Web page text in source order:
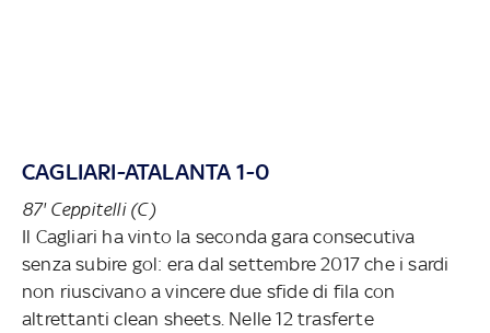
CAGLIARI-ATALANTA 1-0
87' Ceppitelli (C)
Il Cagliari ha vinto la seconda gara consecutiva
senza subire gol: era dal settembre 2017 che i sardi
non riuscivano a vincere due sfide di fila con
altrettanti clean sheets. Nelle 12 trasferte